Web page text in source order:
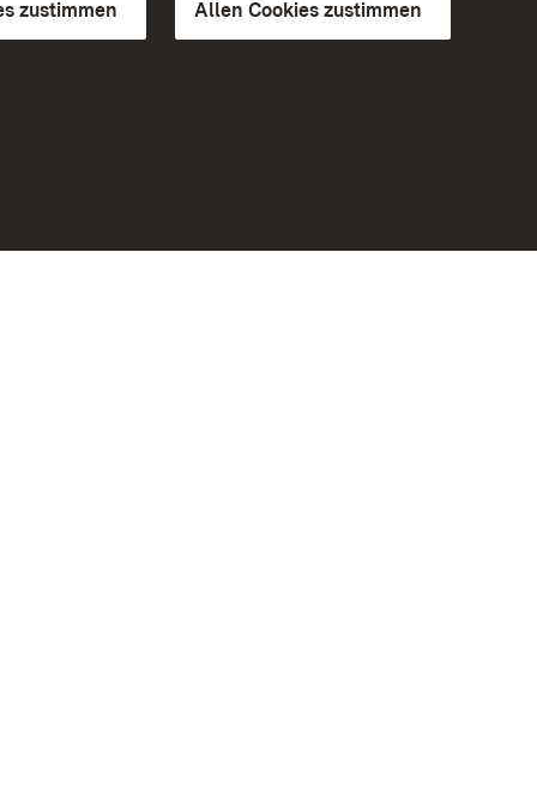
zustimmen Allen Cookies zustimmen